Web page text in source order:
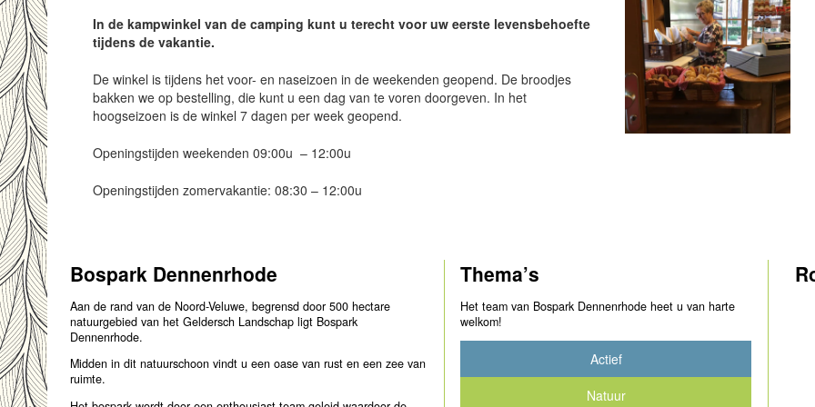
In de kampwinkel van de camping kunt u terecht voor uw eerste levensbehoefte
tijdens de vakantie.
De winkel is tijdens het voor- en naseizoen in de weekenden geopend. De broodjes
bakken we op bestelling, die kunt u een dag van te voren doorgeven. In het
hoogseizoen is de winkel 7 dagen per week geopend.
Openingstijden weekenden 09:00u – 12:00u
Openingstijden zomervakantie: 08:30 – 12:00u
Bospark Dennenrhode
Aan de rand van de Noord-Veluwe, begrensd door 500 hectare
natuurgebied van het Geldersch Landschap ligt Bospark
Dennenrhode.
Midden in dit natuurschoon vindt u een oase van rust en een zee van
ruimte.
Thema’s
Het team van Bospark Dennenrhode heet u van harte
welkom!
Actief
Natuur